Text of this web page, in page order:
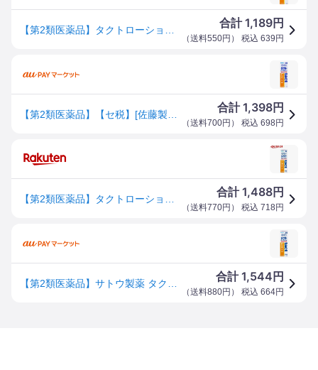
合計1,189円
（送料550円 ） 税込 639 円
合計1,398円
（送料700円 ） 税込 698 円
合計1,488円
（送料770円 ） 税込 718 円
合計1,544 円
（送料880円 ） 税込 664円